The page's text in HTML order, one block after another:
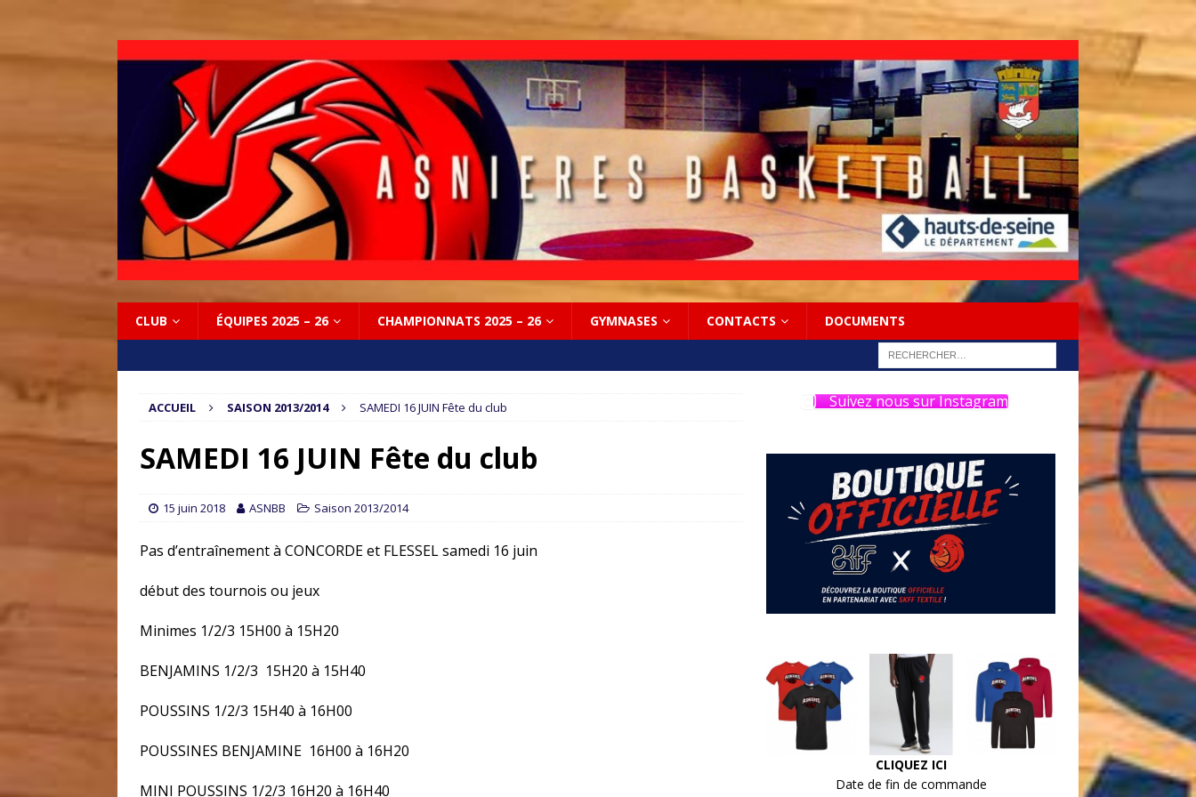
CLUB ÉQUIPES 2025 – 26 CHAMPIONNATS 2025 – 26 GYMNASES CONTACTS DOCUMENTS
ACCUEIL SAISON 2013/2014 SAMEDI 16 JUIN Fête du club
SAMEDI 16 JUIN Fête du club
15 juin 2018 ASNBB Saison 2013/2014
Pas d’entraînement à CONCORDE et FLESSEL samedi 16 juin
début des tournois ou jeux
Minimes 1/2/3 15H00 à 15H20
BENJAMINS 1/2/3 15H20 à 15H40
POUSSINS 1/2/3 15H40 à 16H00
POUSSINES BENJAMINE 16H00 à 16H20
MINI POUSSINS 1/2/3 16H20 à 16H40
Suivez nous sur Instagram
CLIQUEZ ICI
Date de fin de commande